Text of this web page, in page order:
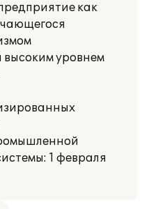
как
высоким уровнем
1 февраля